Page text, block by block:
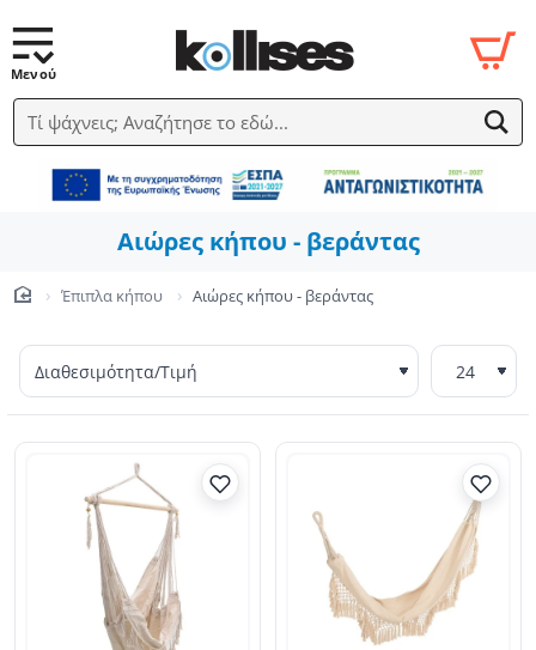
Τί ψάχνεις; Αναζήτησε το εδώ...
Αιώρες κήπου - βεράντας
Έπιπλα κήπου Αιώρες κήπου - βεράντας